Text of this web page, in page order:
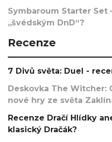
Symbaroum Starter Set
„švédským DnD“?
Recenze
7 Divů světa: Duel -
Deskovka The Witcher:
nové hry ze světa
Recenze Dračí Hlídky
klasický Dračák?